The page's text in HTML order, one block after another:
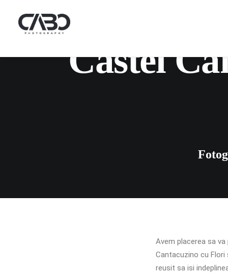
Castel
Avem placerea sa
Cantacuzino cu Flori
reusit sa isi